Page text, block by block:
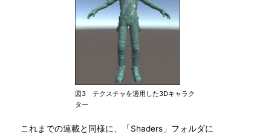
図3 テクスチャを適用した3Dキャラク
ター
これまでの連載と同様に、「Shaders」フォルダに